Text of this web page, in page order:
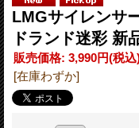
LMGサイレンサ
ドランド迷彩 新
販売価格: 3,990円(税込
[在庫わずか]